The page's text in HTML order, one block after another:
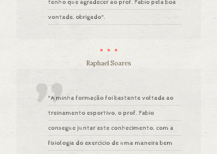
tenho que agradecer ao prof. Fabio pela boa
vontade, obrigado".
Raphael Soares
"A minha formação foi bastante voltada ao
treinamento esportivo, o prof. Fabio
consegue juntar este conhecimento, com a
fisiologia do exercício de uma maneira bem